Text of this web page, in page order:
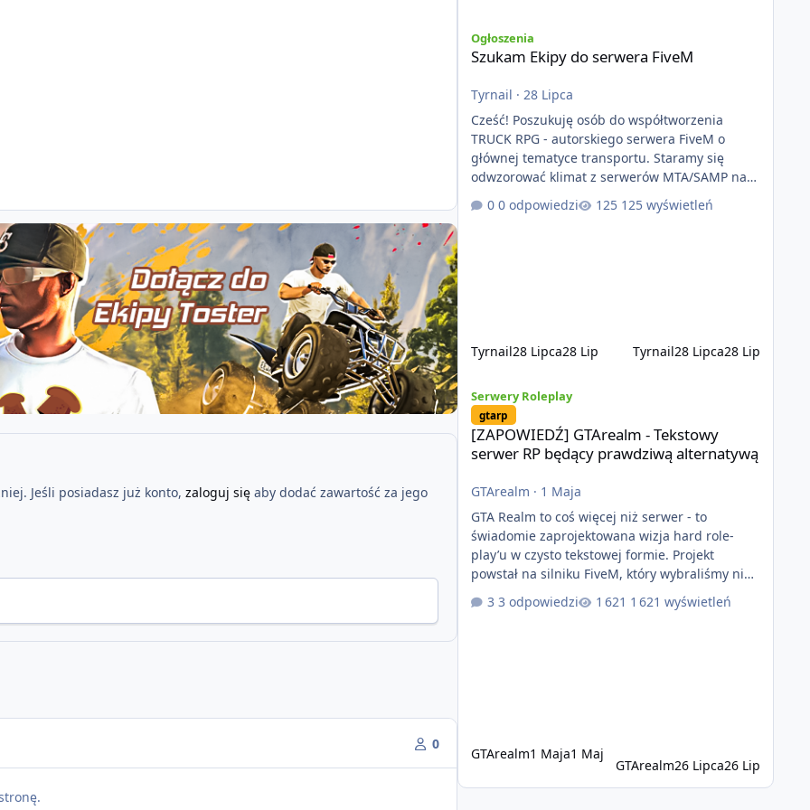
Jeśli posiadasz już konto, zaloguj sięaby dodać zawartość za jego
0
Ogłoszenia
Szukam Ekipy do serwera FiveM
Tyrnail · 28 Lipca
Cześć! Poszukuję osób do współtworzenia
TRUCK RPG - autorskiego serwera FiveM o
głównej tematyce transportu. Staramy się
odwzorować klimat z serwerów MTA/SAMP na
platformie FIveM. Oczywiście nie zabraknie
kontentu dla graczy którzy chcą robić coś
0 odpowiedzi 125 wyświetleń
Tyrnail28 Lipca28 Lip Tyrnail28 Lipca28 Lip
[ZAPOWIEDŹ] GTArealm - Tekstowy serwer RP będący
Serwery Roleplay
gtarp
[ZAPOWIEDŹ] GTArealm - Tekstowy
serwer RP będący prawdziwą alternatywą
GTArealm · 1 Maja
GTA Realm to coś więcej niż serwer - to
świadomie zaprojektowana wizja hard role-
play’u w czysto tekstowej formie. Projekt
powstał na silniku FiveM, który wybraliśmy nie
bez powodu. To platforma oferująca ogromną
elastyczność i znacznie szybszy rozwój
3 odpowiedzi 1 621 wyświetleń
GTArealm1 Maja1 Maj
GTArealm26 Lipca26 Lip